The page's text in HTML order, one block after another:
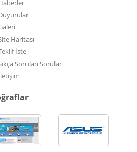
Haritası
İste
Sorulan Sorular